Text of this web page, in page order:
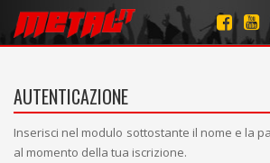
AUTENTICAZIONE
Inserisci nel modulo sottostante il nome e la
al momento della tua iscrizione.